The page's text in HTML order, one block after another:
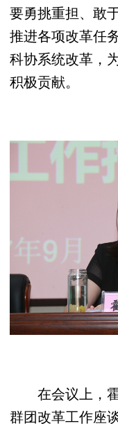
要勇挑重担、敢
推进各项改革任
科协系统改革，
积极贡献。
在会议上，
群团改革工作座